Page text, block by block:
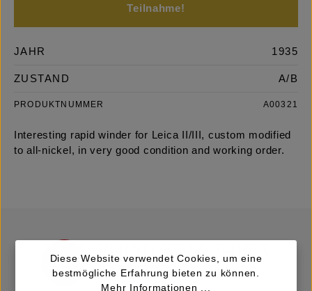
Teilnahme!
JAHR 1935
ZUSTAND A/B
PRODUKTNUMMER A00321
Interesting rapid winder for Leica II/III, custom modified
to all-nickel, in very good condition and working order.
Diese Website verwendet Cookies, um eine
bestmögliche Erfahrung bieten zu können.
Mehr Informationen ...